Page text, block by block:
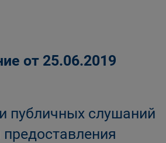
от 25.06.2019
публичных слушаний